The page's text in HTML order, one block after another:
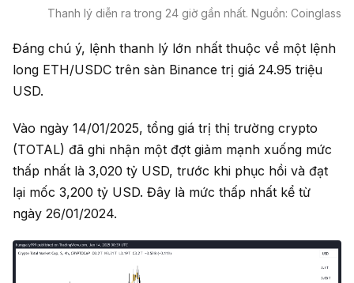
Thanh lý diễn ra trong 24 giờ gần nhất. Nguồn: Coinglass
Đáng chú ý, lệnh thanh lý lớn nhất thuộc về một lệnh
long ETH/USDC trên sàn Binance trị giá 24.95 triệu
USD.
Vào ngày 14/01/2025, tổng giá trị thị trường crypto
(TOTAL) đã ghi nhận một đợt giảm mạnh xuống mức
thấp nhất là 3,020 tỷ USD, trước khi phục hồi và đạt
lại mốc 3,200 tỷ USD. Đây là mức thấp nhất kể từ
ngày 26/01/2024.